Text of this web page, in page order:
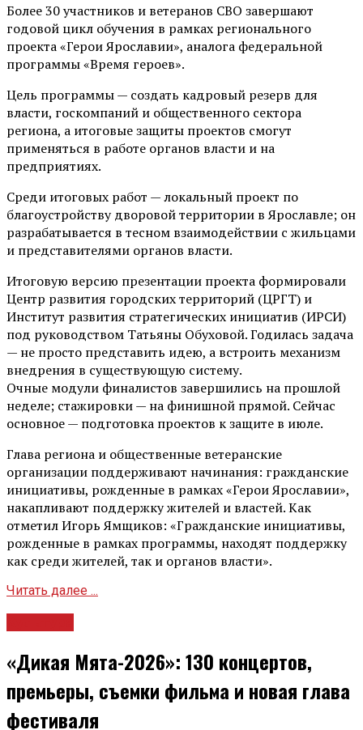
Более 30 участников и ветеранов СВО завершают
годовой цикл обучения в рамках регионального
проекта «Герои Ярославии», аналога федеральной
программы «Время героев».
Цель программы — создать кадровый резерв для
власти, госкомпаний и общественного сектора
региона, а итоговые защиты проектов смогут
применяться в работе органов власти и на
предприятиях.
Среди итоговых работ — локальный проект по
благоустройству дворовой территории в Ярославле; он
разрабатывается в тесном взаимодействии с жильцами
и представителями органов власти.
Итоговую версию презентации проекта формировали
Центр развития городских территорий (ЦРГТ) и
Институт развития стратегических инициатив (ИРСИ)
под руководством Татьяны Обуховой. Годилась задача
— не просто представить идею, а встроить механизм
внедрения в существующую систему.
Очные модули финалистов завершились на прошлой
неделе; стажировки — на финишной прямой. Сейчас
основное — подготовка проектов к защите в июле.
Глава региона и общественные ветеранские
организации поддерживают начинания: гражданские
инициативы, рожденные в рамках «Герои Ярославии»,
накапливают поддержку жителей и властей. Как
отметил Игорь Ямщиков: «Гражданские инициативы,
рожденные в рамках программы, находят поддержку
как среди жителей, так и органов власти».
Читать далее ...
«Дикая Мята-2026»: 130 концертов,
премьеры, съемки фильма и новая глава
фестиваля